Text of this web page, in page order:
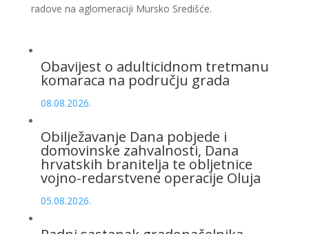
radove na aglomeraciji Mursko Središće.
Obavijest o adulticidnom tretmanu
komaraca na području grada
08.08.2026.
Obilježavanje Dana pobjede i
domovinske zahvalnosti, Dana
hrvatskih branitelja te obljetnice
vojno-redarstvene operacije Oluja
05.08.2026.